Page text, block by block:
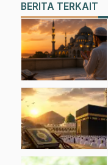
BERITA TERKAIT